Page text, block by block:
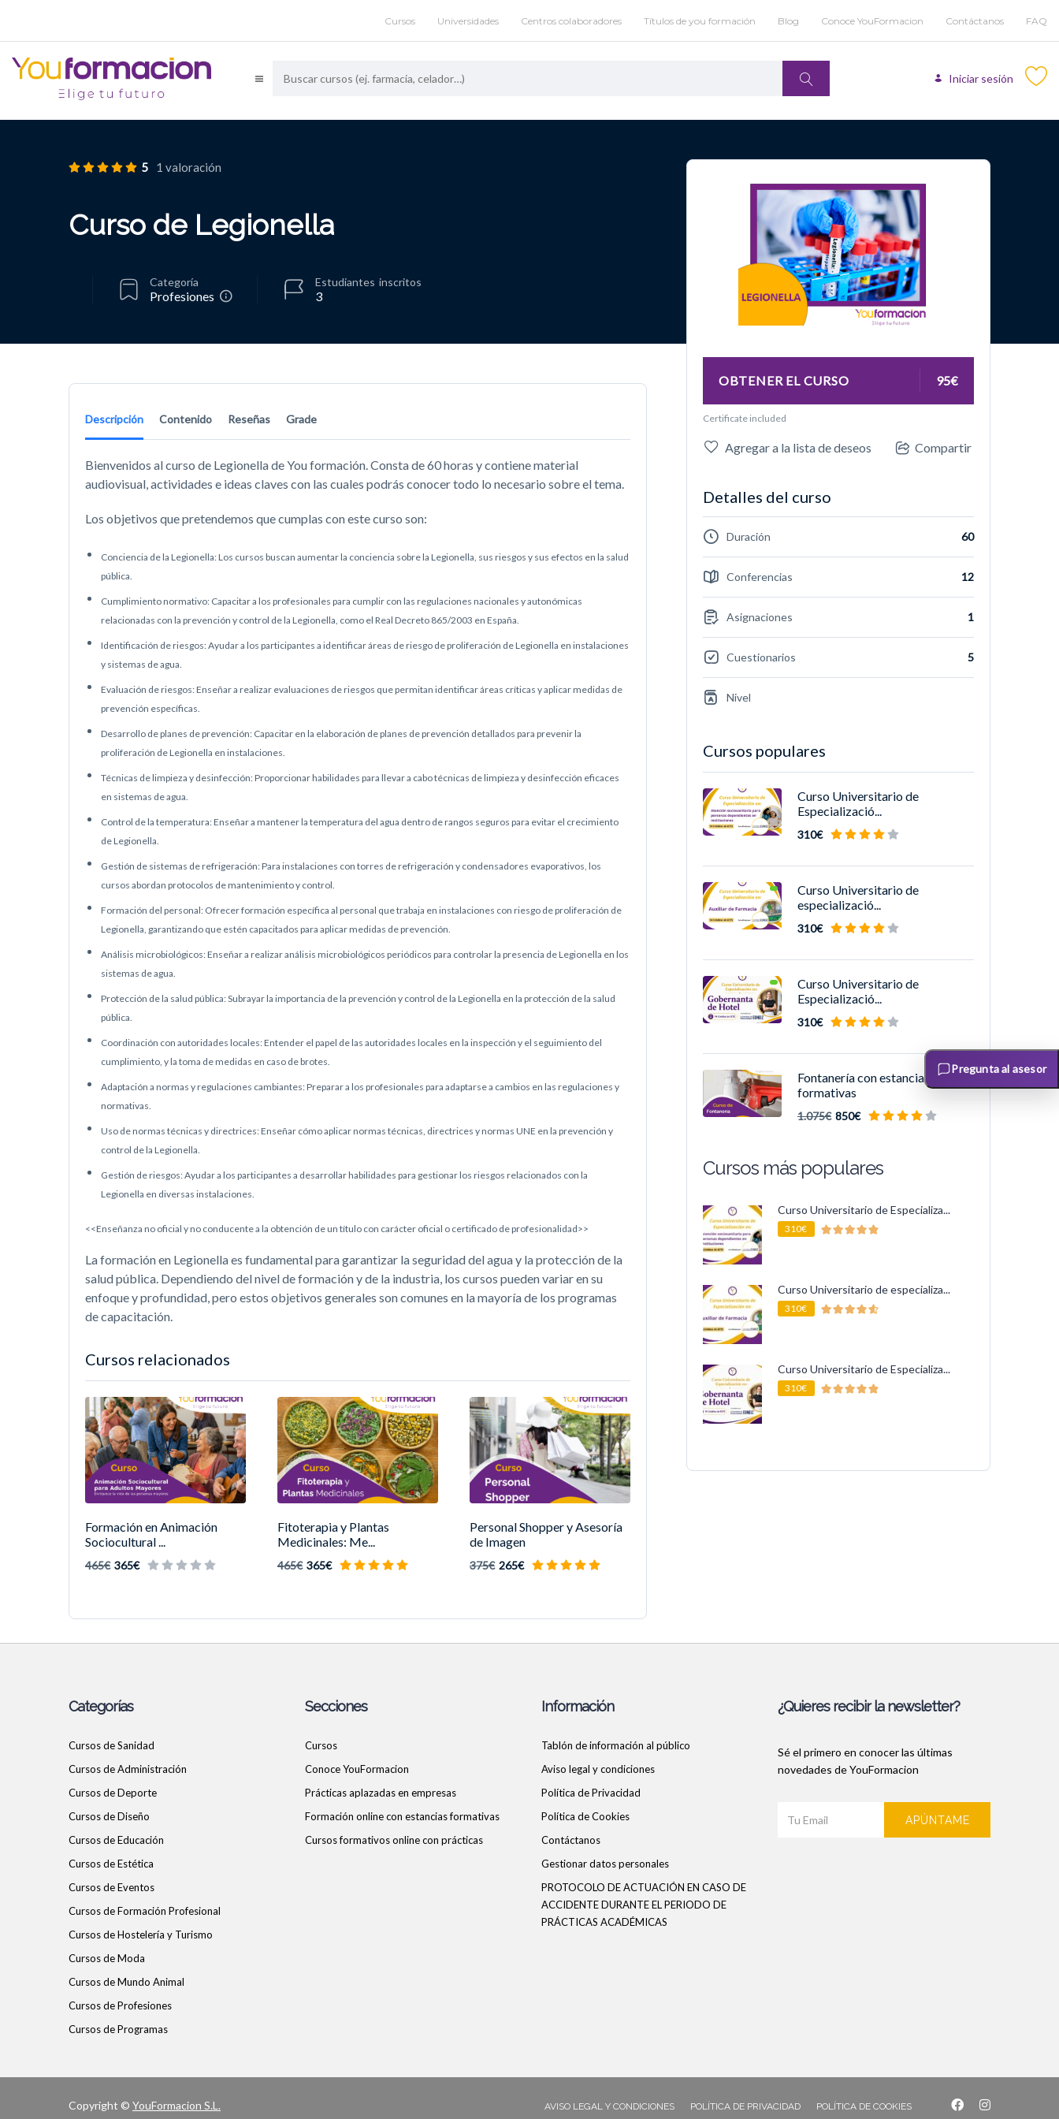
Cursos Universidades Centros colaboradores Títulos de you formación Blog Conoce YouFormacion Contáctanos FAQ
Iniciar sesión
5 1 valoración
Curso de Legionella
Categoría
Profesiones 3
Estudiantes inscritos
Descripción Contenido Reseñas Grade
Bienvenidos al curso de Legionella de You formación. Consta de 60 horas y contiene material
audiovisual, actividades e ideas claves con las cuales podrás conocer todo lo necesario sobre el tema.
Los objetivos que pretendemos que cumplas con este curso son:
Conciencia de la Legionella: Los cursos buscan aumentar la conciencia sobre la Legionella, sus riesgos y sus efectos en la salud
pública.
Cumplimiento normativo: Capacitar a los profesionales para cumplir con las regulaciones nacionales y autonómicas
relacionadas con la prevención y control de la Legionella, como el Real Decreto 865/2003 en España.
Identificación de riesgos: Ayudar a los participantes a identificar áreas de riesgo de proliferación de Legionella en instalaciones
y sistemas de agua.
Evaluación de riesgos: Enseñar a realizar evaluaciones de riesgos que permitan identificar áreas críticas y aplicar medidas de
prevención específicas.
Desarrollo de planes de prevención: Capacitar en la elaboración de planes de prevención detallados para prevenir la
proliferación de Legionella en instalaciones.
Técnicas de limpieza y desinfección: Proporcionar habilidades para llevar a cabo técnicas de limpieza y desinfección eficaces
en sistemas de agua.
Control de la temperatura: Enseñar a mantener la temperatura del agua dentro de rangos seguros para evitar el crecimiento
de Legionella.
Gestión de sistemas de refrigeración: Para instalaciones con torres de refrigeración y condensadores evaporativos, los
cursos abordan protocolos de mantenimiento y control.
Formación del personal: Ofrecer formación específica al personal que trabaja en instalaciones con riesgo de proliferación de
Legionella, garantizando que estén capacitados para aplicar medidas de prevención.
Análisis microbiológicos: Enseñar a realizar análisis microbiológicos periódicos para controlar la presencia de Legionella en los
sistemas de agua.
Protección de la salud pública: Subrayar la importancia de la prevención y control de la Legionella en la protección de la salud
pública.
Coordinación con autoridades locales: Entender el papel de las autoridades locales en la inspección y el seguimiento del
cumplimiento, y la toma de medidas en caso de brotes.
Adaptación a normas y regulaciones cambiantes: Preparar a los profesionales para adaptarse a cambios en las regulaciones y
normativas.
Uso de normas técnicas y directrices: Enseñar cómo aplicar normas técnicas, directrices y normas UNE en la prevención y
control de la Legionella.
Gestión de riesgos: Ayudar a los participantes a desarrollar habilidades para gestionar los riesgos relacionados con la
Legionella en diversas instalaciones.
<<Enseñanza no oficial y no conducente a la obtención de un título con carácter oficial o certificado de profesionalidad>>
La formación en Legionella es fundamental para garantizar la seguridad del agua y la protección de la
salud pública. Dependiendo del nivel de formación y de la industria, los cursos pueden variar en su
enfoque y profundidad, pero estos objetivos generales son comunes en la mayoría de los programas
de capacitación.
Cursos relacionados
Formación en Animación
Sociocultural ...
465€ 365€
Fitoterapia y Plantas
Medicinales: Me...
465€ 365€
Personal Shopper y Asesoría
de Imagen
375€ 265€
OBTENER EL CURSO 95€
Certificate included
Agregar a la lista de deseos Compartir
Detalles del curso
Duración 60
Conferencias 12
Asignaciones 1
Cuestionarios 5
Nivel
Cursos populares
Curso Universitario de
Especializació...
310€
Curso Universitario de
especializació...
310€
Curso Universitario de
Especializació...
310€
Fontanería con estancias
formativas
1.075€ 850€
Cursos más populares
Curso Universitario de Especializa...
310€
Curso Universitario de especializa...
310€
Curso Universitario de Especializa...
310€
Categorías
Cursos de Sanidad
Cursos de Administración
Cursos de Deporte
Cursos de Diseño
Cursos de Educación
Cursos de Estética
Cursos de Eventos
Cursos de Formación Profesional
Cursos de Hostelería y Turismo
Cursos de Moda
Cursos de Mundo Animal
Cursos de Profesiones
Cursos de Programas
Secciones
Cursos
Conoce YouFormacion
Prácticas aplazadas en empresas
Formación online con estancias formativas
Cursos formativos online con prácticas
Información
Tablón de información al público
Aviso legal y condiciones
Política de Privacidad
Política de Cookies
Contáctanos
Gestionar datos personales
PROTOCOLO DE ACTUACIÓN EN CASO DE
ACCIDENTE DURANTE EL PERIODO DE
PRÁCTICAS ACADÉMICAS
¿Quieres recibir la newsletter?
Sé el primero en conocer las últimas
novedades de YouFormacion
APÚNTAME
Copyright © YouFormacion S.L. AVISO LEGAL Y CONDICIONES POLÍTICA DE PRIVACIDAD POLÍTICA DE COOKIES
Pregunta al asesor